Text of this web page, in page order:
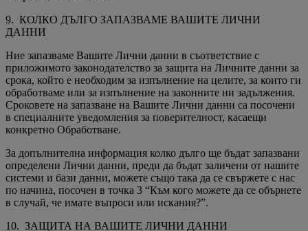
9. КОЛКО ДЪЛГО ЗАПАЗВАМЕ ВАШИТЕ ЛИЧНИ
ДАННИ
Ние запазваме Вашите Лични данни в съответствие с
приложимото законодателство за защита на Личните данни за
срока, който е необходим за изпълнение на целите, за които ги
обработваме или за изпълнение на законните ни задължения.
Сроковете на запазване на Вашите Лични данни са посочени
в специалните уведомления за поверителност, касаещи
конкретно Обработване.
За допълнителна информация колко дълго ще бъдат запазвани
определени Лични данни, преди да бъдат заличени от нашите
системи и бази данни, можете също така да се свържете с нас
по начина, посочен в точка 3 “Към кого можете да се обърнете
в случай, че имате въпроси или искания?”.
10. ЗАЩИТА НА ВАШИТЕ ЛИЧНИ ДАННИ